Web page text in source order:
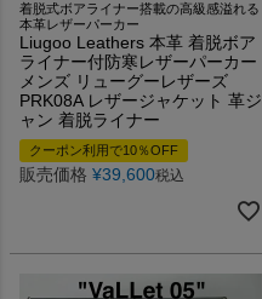
着脱式ボアライナー搭載の高級感溢れる
本革レザーパーカー
Liugoo Leathers 本革 着脱ボア
ライナー付防寒レザーパーカー
メンズ リューグーレザーズ
PRK08A レザージャケット 革ジ
ャン 着脱ライナー
クーポン利用で10％OFF
販売価格 ¥39,600税込